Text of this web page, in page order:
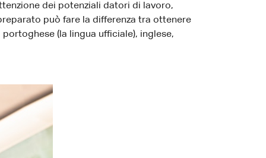
dei potenziali datori di lavoro,
può fare la differenza tra ottenere
(la lingua ufficiale), inglese,